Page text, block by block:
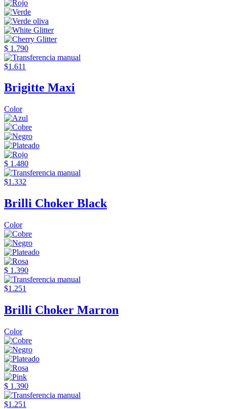
$ 1.790
$1.611
Brigitte Maxi
Color
$ 1.480
$1.332
Brilli Choker Black
Color
$ 1.390
$1.251
Brilli Choker Marron
Color
$ 1.390
$1.251